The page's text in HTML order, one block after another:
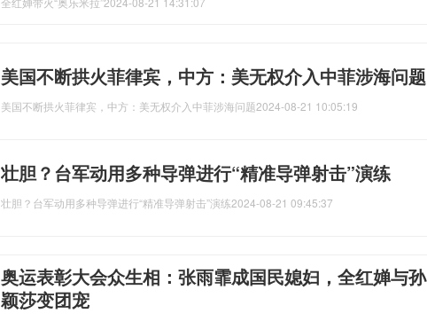
美国不断拱火菲律宾，中方：美无权介入中菲涉海问题
美国不断拱火菲律宾，中方：美无权介入中菲涉海问题2024-08-21 10:05:19
壮胆？台军动用多种导弹进行“精准导弹射击”演练
壮胆？台军动用多种导弹进行“精准导弹射击”演练2024-08-21 09:45:37
奥运表彰大会众生相：张雨霏成国民媳妇，全红婵与孙
颖莎变团宠